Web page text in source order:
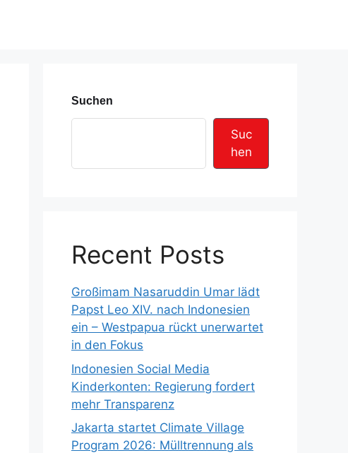
Suchen
Suc
hen
Recent Posts
Großimam Nasaruddin Umar lädt
Papst Leo XIV. nach Indonesien
ein – Westpapua rückt unerwartet
in den Fokus
Indonesien Social Media
Kinderkonten: Regierung fordert
mehr Transparenz
Jakarta startet Climate Village
Program 2026: Mülltrennung als